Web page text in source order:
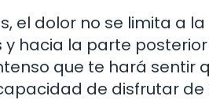
el dolor no se limita a
hacia la parte
que te hará sentir
de disfrutar de